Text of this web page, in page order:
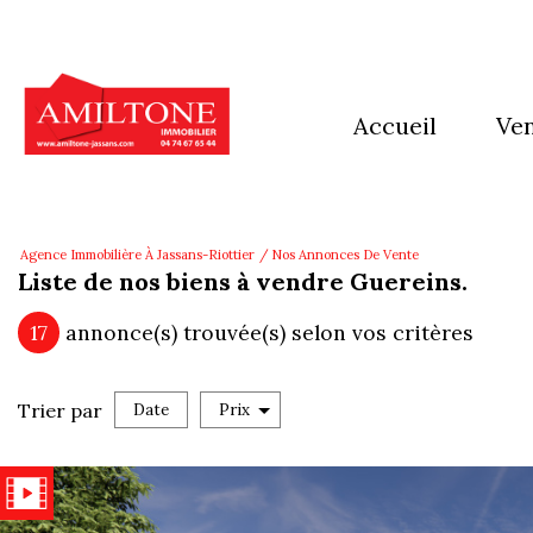
accueil
Agence Immobilière À Jassans-Riottier Nos Annonces De Vente
Liste de nos biens à vendre Guereins.
17 annonce(s) trouvée(s) selon vos critères
Vente
Trier par Date Prix